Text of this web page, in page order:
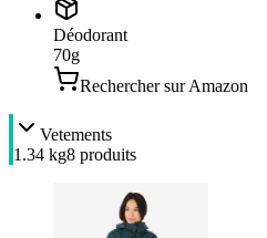
Déodorant
70g
Rechercher sur Amazon
Vetements
1.34 kg8 produits